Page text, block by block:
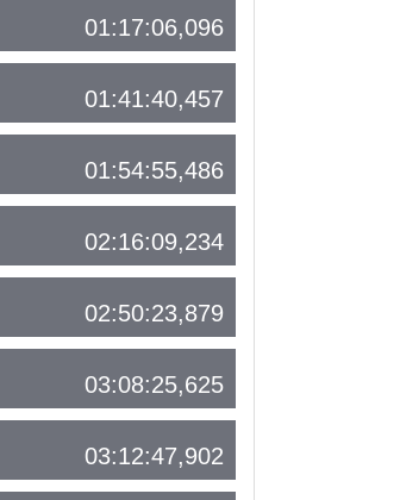
01:17:06,096
01:41:40,457
01:54:55,486
02:16:09,234
02:50:23,879
03:08:25,625
03:12:47,902